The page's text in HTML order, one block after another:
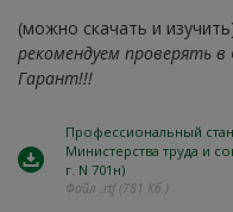
(можно скачать и
рекомендуем проверять
Гарант!!!
Профессиональный
Министерства труда и
г. N 701н)
Файл .rtf (781 Кб.)